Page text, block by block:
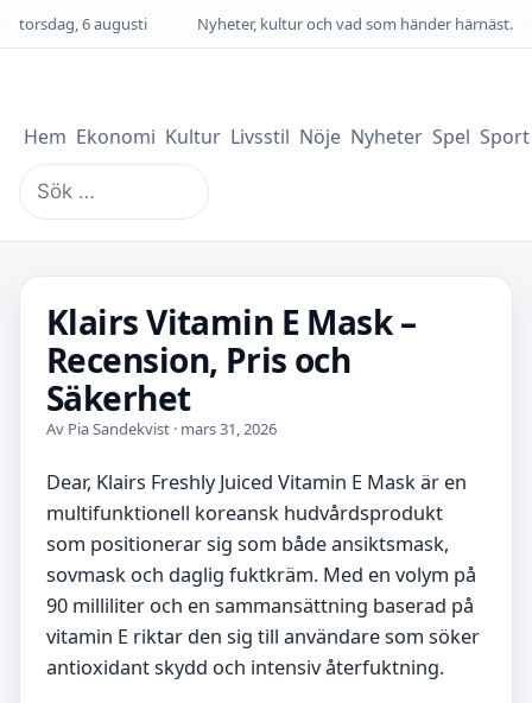
torsdag, 6 augusti Nyheter, kultur och vad som händer härnäst.
Hem Ekonomi Kultur Livsstil Nöje Nyheter Spel Sport
Sök
efter:
Klairs Vitamin E Mask –
Recension, Pris och
Säkerhet
Av Pia Sandekvist · mars 31, 2026
Dear, Klairs Freshly Juiced Vitamin E Mask är en
multifunktionell koreansk hudvårdsprodukt
som positionerar sig som både ansiktsmask,
sovmask och daglig fuktkräm. Med en volym på
90 milliliter och en sammansättning baserad på
vitamin E riktar den sig till användare som söker
antioxidant skydd och intensiv återfuktning.